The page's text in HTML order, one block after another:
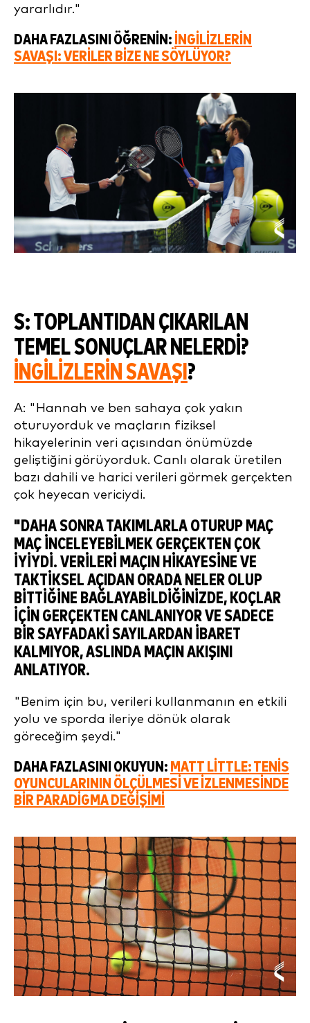
yararlıdır."
DAHA FAZLASINI ÖĞRENIN: İNGILIZLERIN
SAVAŞI: VERILER BIZE NE SÖYLÜYOR?
S: TOPLANTIDAN ÇIKARILAN
TEMEL SONUÇLAR NELERDI?
İNGILIZLERIN SAVAŞI ?
A: "Hannah ve ben sahaya çok yakın
oturuyorduk ve maçların fiziksel
hikayelerinin veri açısından önümüzde
geliştiğini görüyorduk. Canlı olarak üretilen
bazı dahili ve harici verileri görmek gerçekten
çok heyecan vericiydi.
"DAHA SONRA TAKIMLARLA OTURUP MAÇ
MAÇ INCELEYEBILMEK GERÇEKTEN ÇOK
IYIYDI. VERILERI MAÇIN HIKAYESINE VE
TAKTIKSEL AÇIDAN ORADA NELER OLUP
BITTIĞINE BAĞLAYABILDIĞINIZDE, KOÇLAR
IÇIN GERÇEKTEN CANLANIYOR VE SADECE
BIR SAYFADAKI SAYILARDAN IBARET
KALMIYOR, ASLINDA MAÇIN AKIŞINI
ANLATIYOR.
"Benim için bu, verileri kullanmanın en etkili
yolu ve sporda ileriye dönük olarak
göreceğim şeydi."
DAHA FAZLASINI OKUYUN: MATT LITTLE: TENIS
OYUNCULARININ ÖLÇÜLMESI VE IZLENMESINDE
BIR PARADIGMA DEĞIŞIMI